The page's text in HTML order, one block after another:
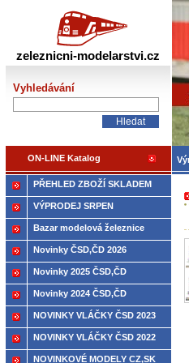
PŘEHLED ZBOŽÍ SKLADEM
VÝPRODEJ SRPEN
Bazar modelová železnice
Novinky ČSD,ČD 2026
Novinky 2025 ČSD,ČD
Novinky 2024 ČSD,ČD
NOVINKY VLÁČKY ČSD 2023
NOVINKY VLÁČKY ČSD 2022
NOVINKOVÉ MODELY CZ,SK
zeleznicni-modelarstvi.cz
Vyhledávání
ON-LINE Katalog